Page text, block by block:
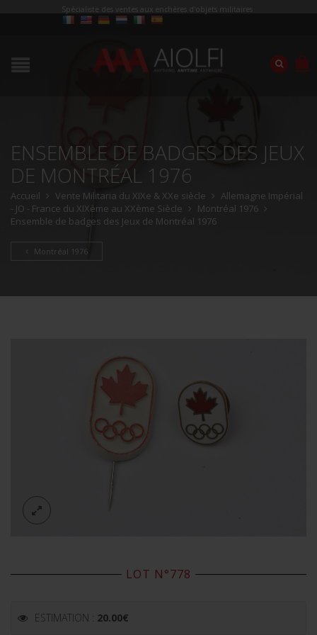
Spécialiste des ventes aux enchères d'objets militaires
ENSEMBLE DE BADGES DES JEUX
DE MONTRÉAL 1976
Accueil Vente Militaria du XIXe & XXe siècle
Allemagne Impérial
- JO - France du XIXème au XXème Siècle
Montréal 1976
Ensemble de badges des Jeux de Montréal 1976
Montréal 1976
LOT N°778
ESTIMATION : 20.00€